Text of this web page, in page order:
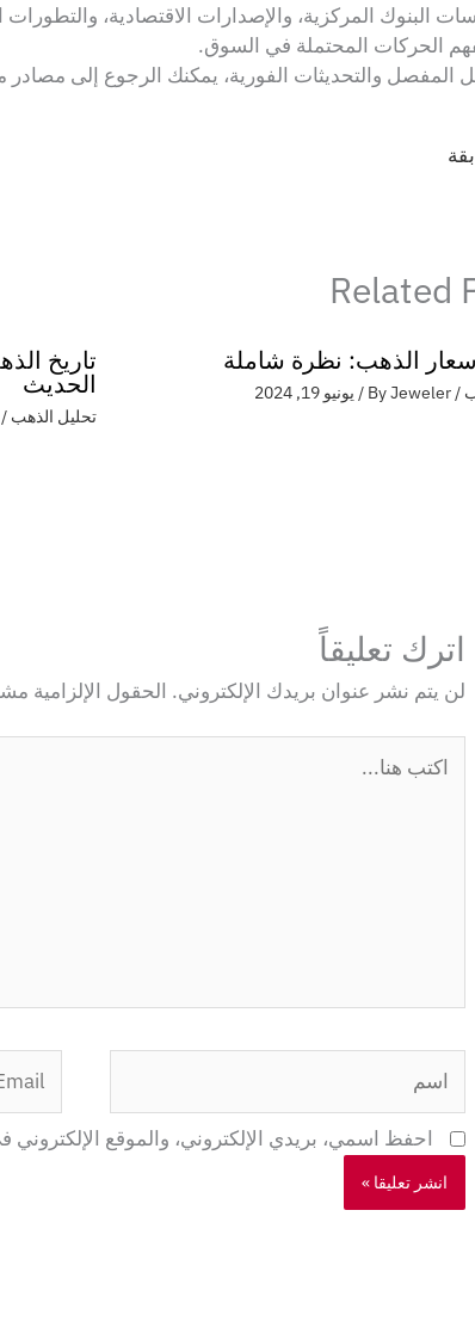
الحركات المحتملة في السوق.
المفصل والتحديثات الفورية، يمكنك الرجوع إلى مصادر
Related
الذهب: نظرة شاملة
/ By
Jeweler
/ يونيو 19, 2024
تاريخ
الحديث
تحليل الذهب
اترك تعليقاً
لن يتم نشر عنوان بريدك الإلكتروني. الحقول الإلزامية
هنا...
احفظ اسمي، بريدي الإلكتروني، والموقع